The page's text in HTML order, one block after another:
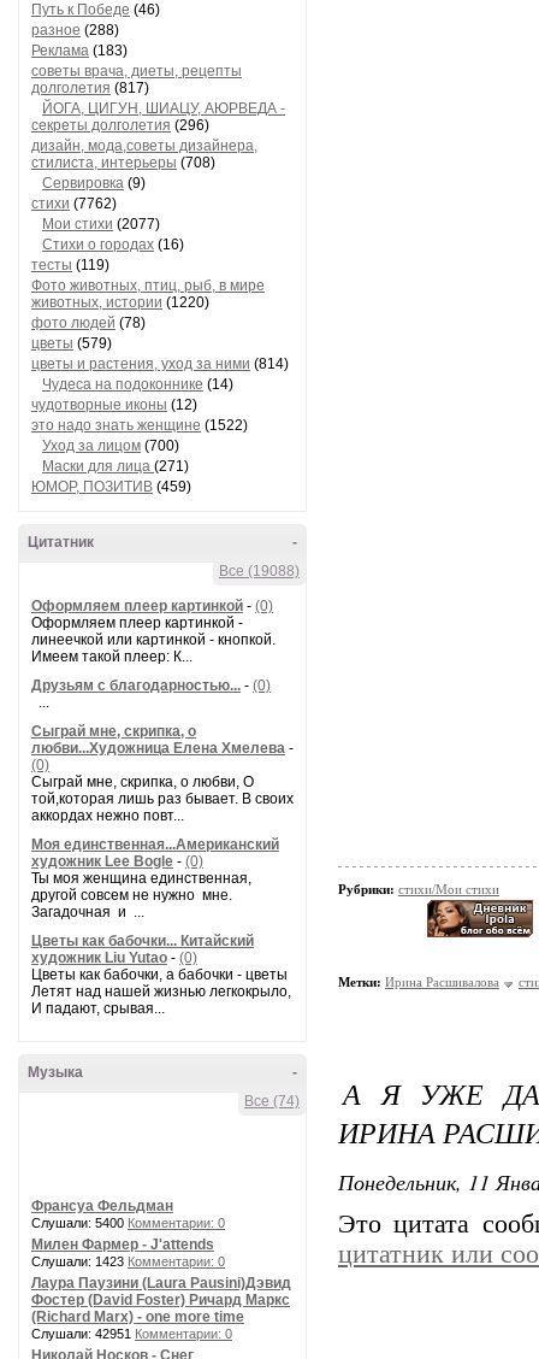
Путь к Победе (46)
разное (288)
Реклама (183)
советы врача, диеты, рецепты
долголетия (817)
ЙОГА, ЦИГУН, ШИАЦУ, АЮРВЕДА -
секреты долголетия (296)
дизайн, мода,советы дизайнера,
стилиста, интерьеры (708)
Сервировка (9)
стихи (7762)
Мои стихи (2077)
Стихи о городах (16)
тесты (119)
Фото животных, птиц, рыб, в мире
животных, истории (1220)
фото людей (78)
цветы (579)
цветы и растения, уход за ними (814)
Чудеса на подоконнике (14)
чудотворные иконы (12)
это надо знать женщине (1522)
Уход за лицом (700)
Маски для лица (271)
ЮМОР, ПОЗИТИВ (459)
-
Цитатник
Все (19088)
Оформляем плеер картинкой - (0)
Оформляем плеер картинкой -
линеечкой или картинкой - кнопкой.
Имеем такой плеер: К...
Друзьям с благодарностью... - (0)
...
Сыграй мне, скрипка, о
любви...Художница Елена Хмелева -
(0)
Сыграй мне, скрипка, о любви, О
той,которая лишь раз бывает. В своих
аккордах нежно повт...
Моя единственная...Американский
художник Lee Bogle - (0)
Ты моя женщина единственная,
другой совсем не нужно мне.
Загадочная и ...
Цветы как бабочки... Китайский
художник Liu Yutao - (0)
Цветы как бабочки, а бабочки - цветы
Летят над нашей жизнью легкокрыло,
И падают, срывая...
-
Музыка
Все (74)
Франсуа Фельдман
Слушали: 5400 Комментарии: 0
Милен Фармер - J'attends
Слушали: 1423 Комментарии: 0
Лаура Паузини (Laura Pausini)Дэвид
Фостер (David Foster) Ричард Маркс
(Richard Marx) - one more time
Слушали: 42951 Комментарии: 0
Николай Носков - Снег
Рубрики: стихи/Мои стихи
Метки: Ирина Расшивалова
А Я УЖЕ
ИРИНА
Понедельник, 11
Это цитата
цитатник или